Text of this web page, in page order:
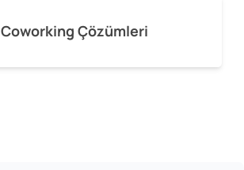
Coworking Çözümleri